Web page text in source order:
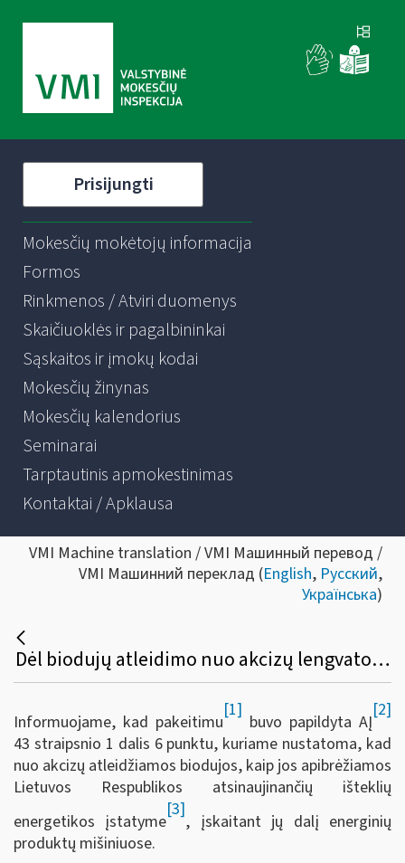
Prisijungti
Mokesčių mokėtojų informacija
Formos
Rinkmenos / Atviri duomenys
Skaičiuoklės ir pagalbininkai
Sąskaitos ir įmokų kodai
Mokesčių žinynas
Mokesčių kalendorius
Seminarai
Tarptautinis apmokestinimas
Kontaktai / Apklausa
VMI Machine translation / VMI Машинный перевод /
VMI Машинний переклад (English, Русский,
Українська)
Dėl biodujų atleidimo nuo akcizų lengvatos įsigaliojimo atidėjimo
Informuojame, kad pakeitimu
[1]
buvo papildyta AĮ
[2]
43 straipsnio 1 dalis 6 punktu, kuriame nustatoma, kad
nuo akcizų atleidžiamos biodujos, kaip jos apibrėžiamos
Lietuvos Respublikos atsinaujinančių išteklių
energetikos įstatyme
[3]
, įskaitant jų dalį energinių
produktų mišiniuose.